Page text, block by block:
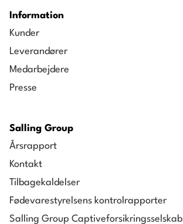
Information
Kunder
Leverandører
Medarbejdere
Presse
Salling Group
Årsrapport
Kontakt
Tilbagekaldelser
Fødevarestyrelsens kontrolrapporter
Salling Group Captiveforsikringsselskab